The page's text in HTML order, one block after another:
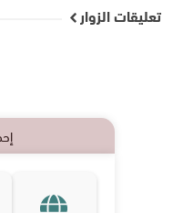
تعليقات الزوار